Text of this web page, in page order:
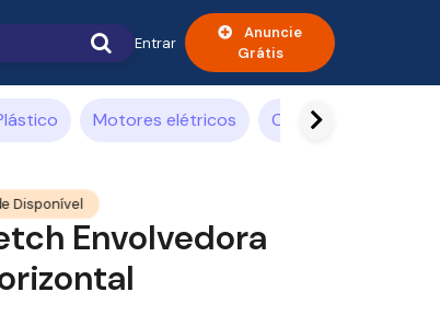
Entrar
Anuncie
Grátis
Motores elétricos Compressor de ar
Disponível
Envolvedora